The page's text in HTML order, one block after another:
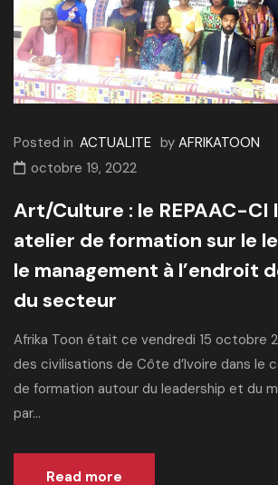
Posted in ACTUALITE by AFRIKATOON
octobre 19, 2022
Art/Culture : le REPAAC-CI
atelier de formation sur le
le management à l’endroit
du secteur
Afrika Toon était ce vendredi 15 octobre
des civilisations de Côte d’Ivoire dans le
de formation autour du leadership et du
par...
Read more